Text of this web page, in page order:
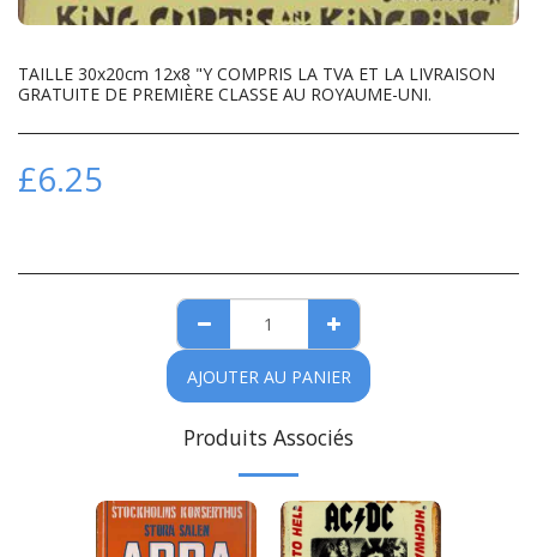
TAILLE 30x20cm 12x8 "Y COMPRIS LA TVA ET LA LIVRAISON
GRATUITE DE PREMIÈRE CLASSE AU ROYAUME-UNI.
£6.25
AJOUTER AU PANIER
Produits Associés